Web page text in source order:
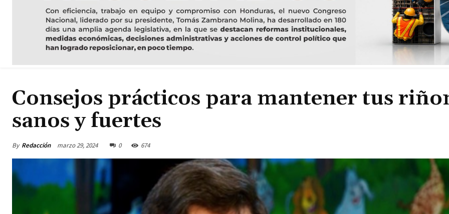
Consejos prácticos para mantener tus
sanos y fuertes
By Redacción marzo 29, 2024 0 674